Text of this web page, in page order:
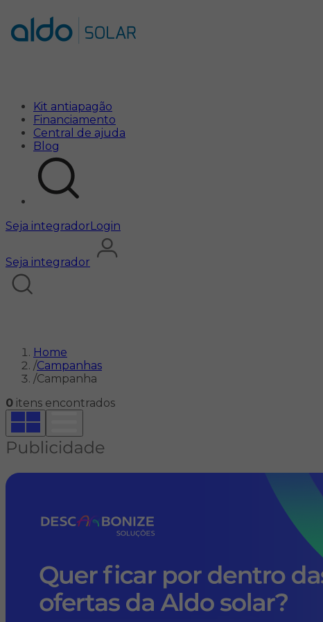
Kit antiapagão
Financiamento
Central de ajuda
Blog
Seja integrador Login
Seja integrador
Home
/Campanhas
/Campanha
0 itens encontrados